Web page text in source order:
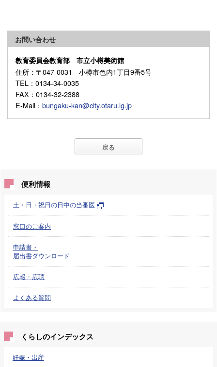
お問い合わせ
教育委員会教育部 市立小樽美術館
住所 ：〒047-0031 小樽市色内1丁目9番5号
TEL ：0134-34-0035
FAX ：0134-32-2388
E-Mail ： bungaku-kan@city.otaru.lg.jp
戻る
便利情報
土・日・祝日の日中の当番医
窓口のご案内
申請書・
届出書ダウンロード
広報・広聴
よくある質問
くらしのインデックス
妊娠・出産